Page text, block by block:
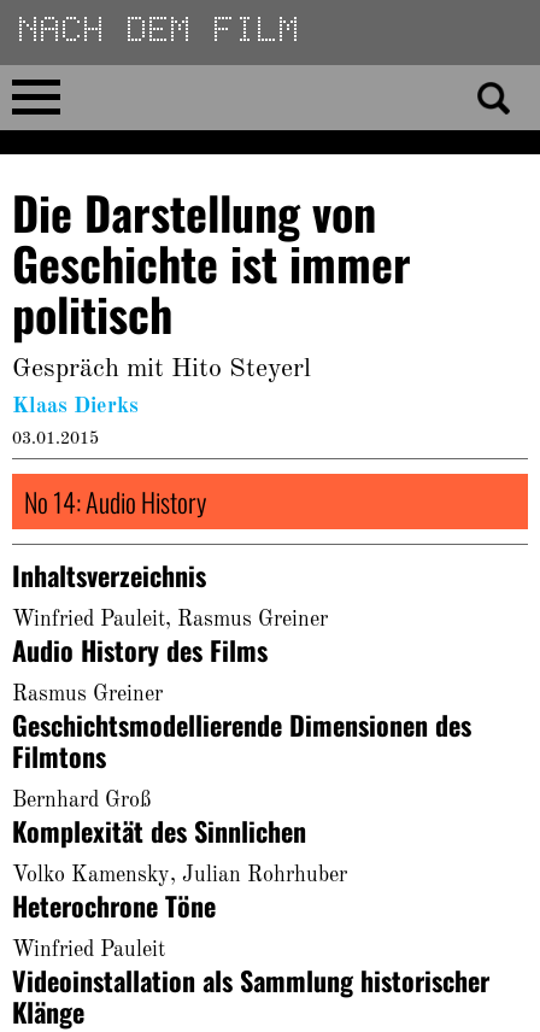
Direkt
zum
Inhalt
Home
No 23
No 01–22
Essays
Reviews
Archiv
About
Die Darstellung von
Geschichte ist immer
politisch
Gespräch mit Hito Steyerl
Klaas Dierks
03.01.2015
No 14: Audio History
Inhaltsverzeichnis
Winfried Pauleit, Rasmus Greiner
Audio History des Films
Rasmus Greiner
Geschichtsmodellierende Dimensionen des
Filmtons
Bernhard Groß
Komplexität des Sinnlichen
Volko Kamensky, Julian Rohrhuber
Heterochrone Töne
Winfried Pauleit
Videoinstallation als Sammlung historischer
Klänge